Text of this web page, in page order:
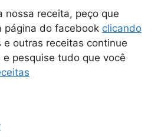
nossa receita, peço que
página do facebook clicando
e outras receitas continue
pesquise tudo que você